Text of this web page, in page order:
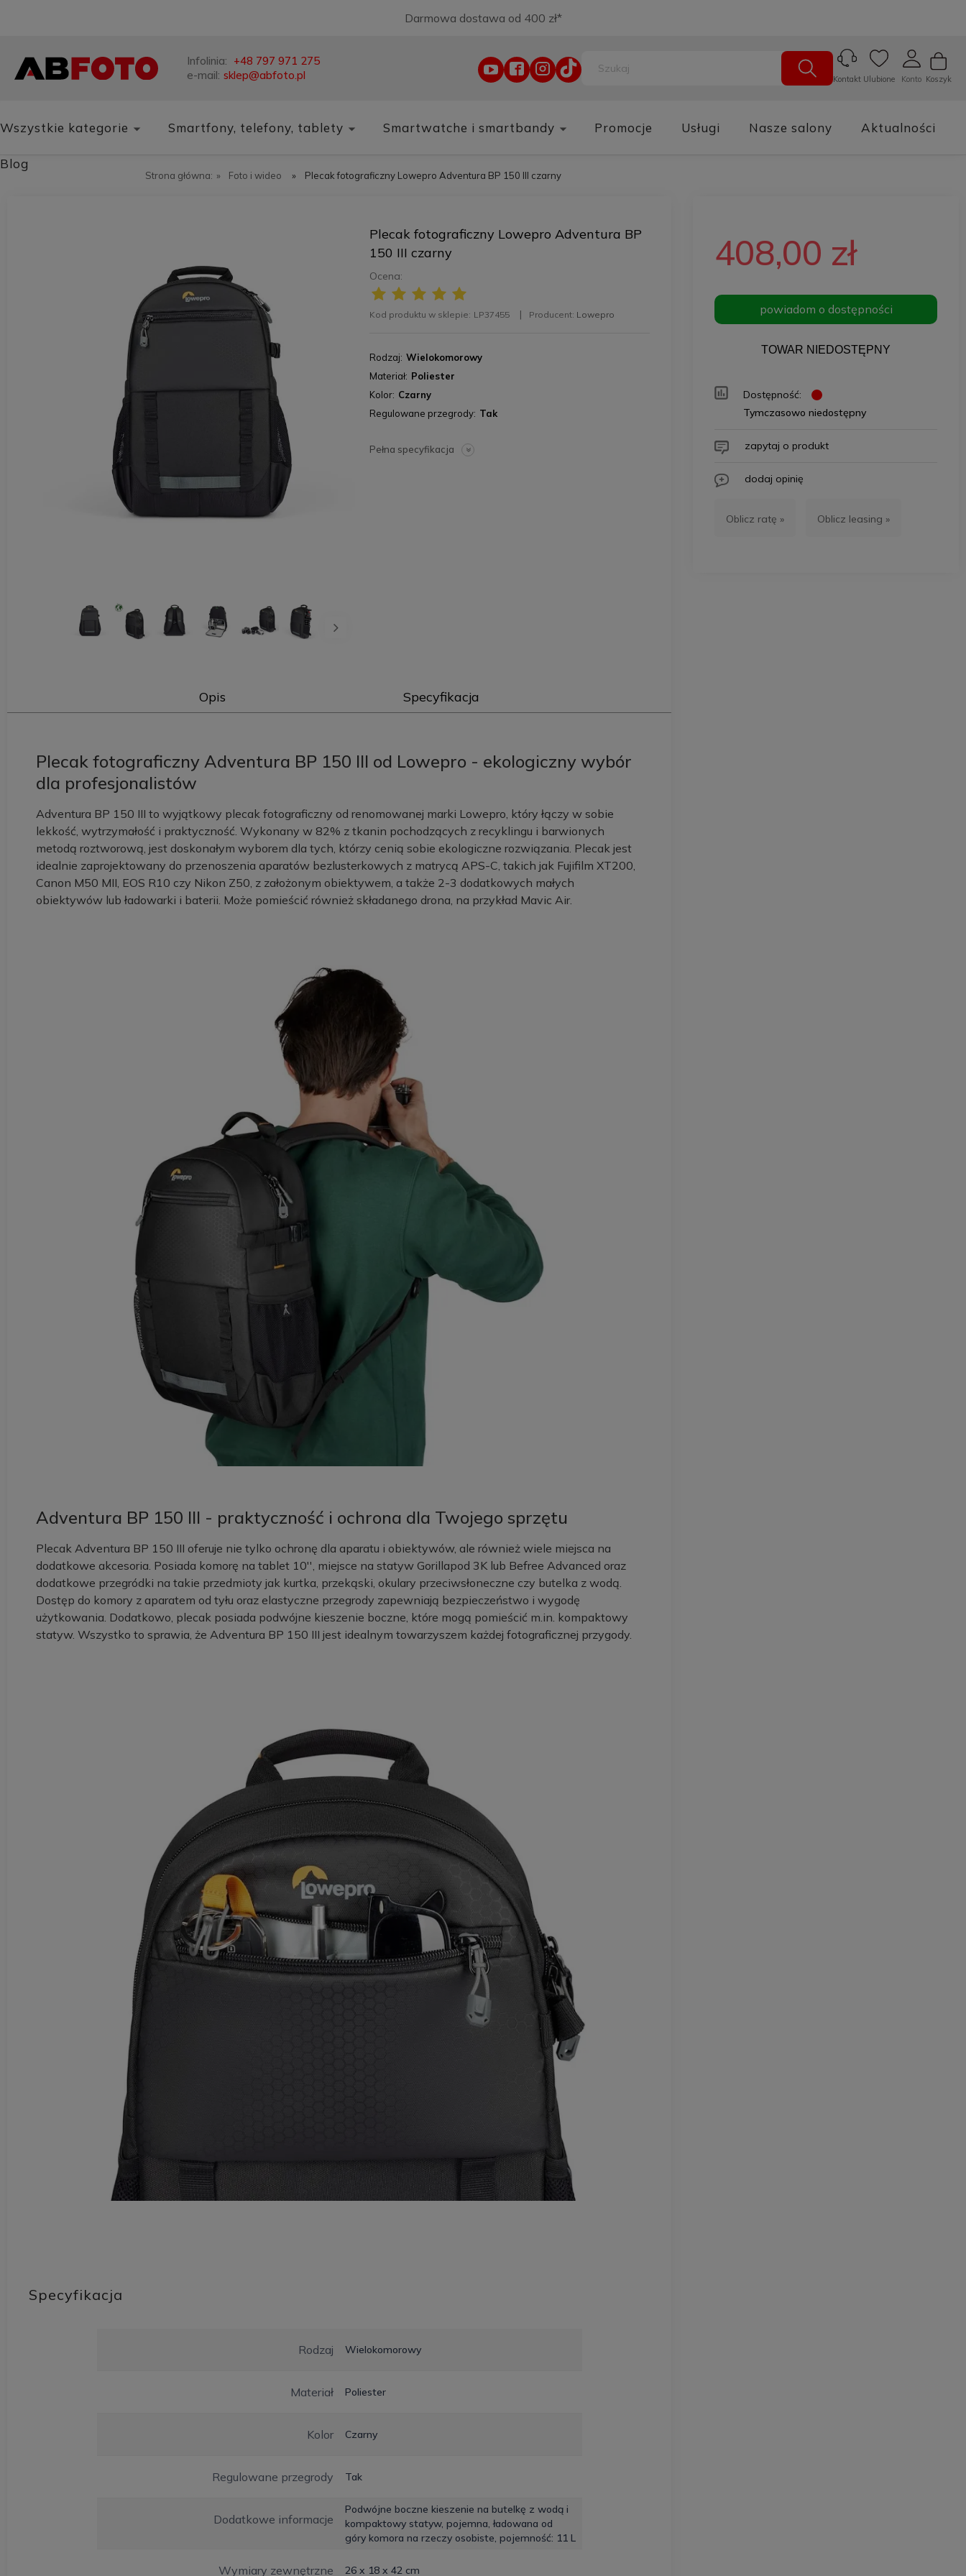
Darmowa dostawa od 400 zł*
Infolinia: +48 797 971 275
e-mail: sklep@abfoto.pl Koszyk
Konto
Ulubione
Kontakt
Wszystkie kategorie Smartfony, telefony, tablety Smartwatche i smartbandy Promocje Usługi Nasze salony Aktualności
Blog
Strona główna: » Foto i wideo » Plecak fotograficzny Lowepro Adventura BP 150 III czarny
Plecak fotograficzny Lowepro Adventura BP
150 III czarny
Ocena:
Kod produktu w sklepie: LP37455 Producent: Lowepro
Rodzaj Wielokomorowy
Materiał Poliester
Kolor Czarny
Regulowane przegrody Tak
Pełna specyfikacja
Opis Specyfikacja
Plecak fotograficzny Adventura BP 150 III od Lowepro - ekologiczny wybór
dla profesjonalistów
Adventura BP 150 III to wyjątkowy plecak fotograficzny od renomowanej marki Lowepro, który łączy w sobie
lekkość, wytrzymałość i praktyczność. Wykonany w 82% z tkanin pochodzących z recyklingu i barwionych
metodą roztworową, jest doskonałym wyborem dla tych, którzy cenią sobie ekologiczne rozwiązania. Plecak jest
idealnie zaprojektowany do przenoszenia aparatów bezlusterkowych z matrycą APS-C, takich jak Fujifilm XT200,
Canon M50 MII, EOS R10 czy Nikon Z50, z założonym obiektywem, a także 2-3 dodatkowych małych
obiektywów lub ładowarki i baterii. Może pomieścić również składanego drona, na przykład Mavic Air.
Adventura BP 150 III - praktyczność i ochrona dla Twojego sprzętu
Plecak Adventura BP 150 III oferuje nie tylko ochronę dla aparatu i obiektywów, ale również wiele miejsca na
dodatkowe akcesoria. Posiada komorę na tablet 10'', miejsce na statyw Gorillapod 3K lub Befree Advanced oraz
dodatkowe przegródki na takie przedmioty jak kurtka, przekąski, okulary przeciwsłoneczne czy butelka z wodą.
Dostęp do komory z aparatem od tyłu oraz elastyczne przegrody zapewniają bezpieczeństwo i wygodę
użytkowania. Dodatkowo, plecak posiada podwójne kieszenie boczne, które mogą pomieścić m.in. kompaktowy
statyw. Wszystko to sprawia, że Adventura BP 150 III jest idealnym towarzyszem każdej fotograficznej przygody.
Specyfikacja
Rodzaj Wielokomorowy
Materiał Poliester
Kolor Czarny
Regulowane przegrody Tak
Dodatkowe informacje
Podwójne boczne kieszenie na butelkę z wodą i
kompaktowy statyw, pojemna, ładowana od
góry komora na rzeczy osobiste, pojemność: 11 L
Wymiary zewnętrzne 26 x 18 x 42 cm
408,00 zł
powiadom o dostępności
TOWAR NIEDOSTĘPNY
Dostępność:
Tymczasowo niedostępny
zapytaj o produkt
dodaj opinię
Oblicz ratę » Oblicz leasing »